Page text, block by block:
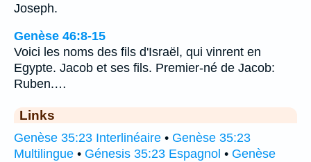
Joseph.
Genèse 46:8-15
Voici les noms des fils d'Israël, qui vinrent en
Egypte. Jacob et ses fils. Premier-né de Jacob:
Ruben.…
Links
Genèse 35:23 Interlinéaire • Genèse 35:23
Multilingue • Génesis 35:23 Espagnol • Genèse